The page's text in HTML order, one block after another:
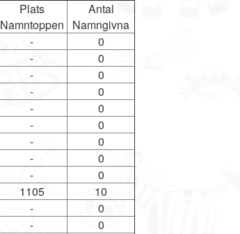
Plats
Namntoppen
Antal
Namngivna
-
0
-
0
-
0
-
0
-
0
-
0
-
0
-
0
-
0
1105
10
-
0
-
0